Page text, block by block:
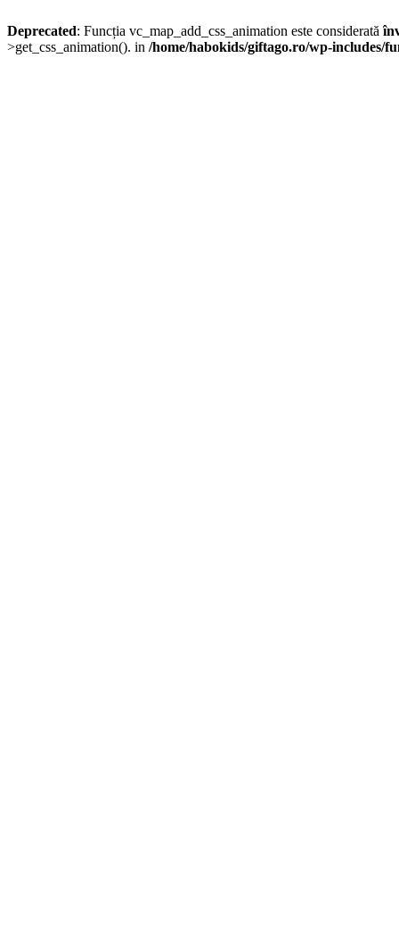
Deprecated: Funcția vc_map_add_css_animation este considerată
>get_css_animation(). in /home/habokids/giftago.ro/wp-includes/